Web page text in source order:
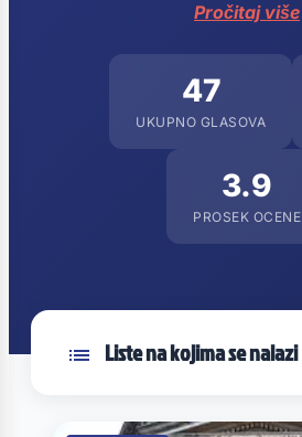
Pročitaj više
47
UKUPNO GLASOVA
3.9
PROSEK OCENE
Liste na kojima se nalazi